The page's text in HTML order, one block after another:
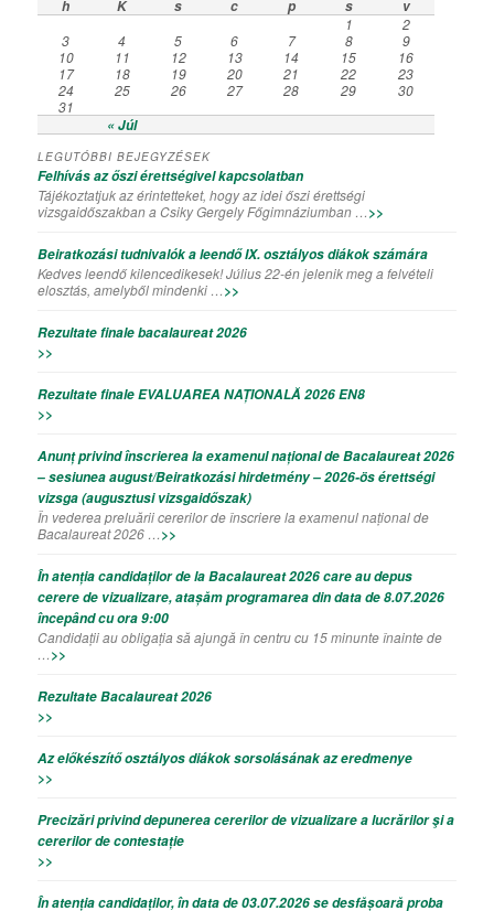
h K s c p s v
« Júl
1
2
3
4 5 6 7 8
9
10
11 12 13 14 15
16
17
18 19 20 21 22
23
24
25 26 27 28 29
30
31
LEGUTÓBBI BEJEGYZÉSEK
Felhívás az őszi érettségivel kapcsolatban
Tájékoztatjuk az érintetteket, hogy az idei őszi érettségi
vizsgaidőszakban a Csiky Gergely Főgimnáziumban …>>
Beiratkozási tudnivalók a leendő IX. osztályos diákok számára
Kedves leendő kilencedikesek! Július 22-én jelenik meg a felvételi
elosztás, amelyből mindenki …>>
Rezultate finale bacalaureat 2026
>>
Rezultate finale EVALUAREA NAȚIONALĂ 2026 EN8
>>
Anunț privind înscrierea la examenul național de Bacalaureat 2026
– sesiunea august/Beiratkozási hirdetmény – 2026-ös érettségi
vizsga (augusztusi vizsgaidőszak)
În vederea preluării cererilor de înscriere la examenul național de
Bacalaureat 2026 …>>
În atenția candidaților de la Bacalaureat 2026 care au depus
cerere de vizualizare, atașăm programarea din data de 8.07.2026
începând cu ora 9:00
Candidații au obligația să ajungă în centru cu 15 minunte înainte de
…>>
Rezultate Bacalaureat 2026
>>
Az előkészítő osztályos diákok sorsolásának az eredmenye
>>
Precizǎri privind depunerea cererilor de vizualizare a lucrǎrilor şi a
cererilor de contestație
>>
În atenția candidaților, în data de 03.07.2026 se desfășoară proba